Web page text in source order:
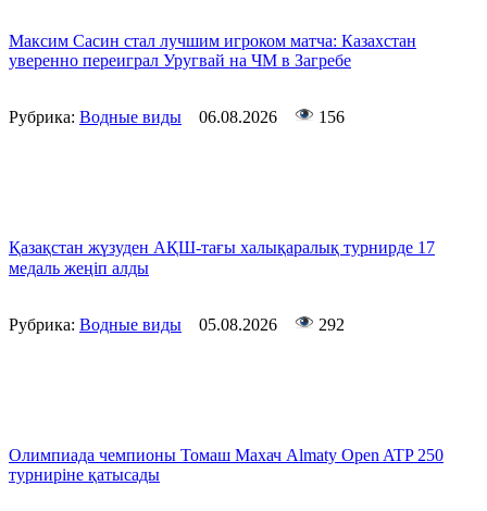
Максим Сасин стал лучшим игроком матча: Казахстан
уверенно переиграл Уругвай на ЧМ в Загребе
Рубрика: Водные виды 06.08.2026 156
Қазақстан жүзуден АҚШ-тағы халықаралық турнирде 17
медаль жеңіп алды
Рубрика: Водные виды 05.08.2026 292
Олимпиада чемпионы Томаш Махач Almaty Open ATP 250
турниріне қатысады